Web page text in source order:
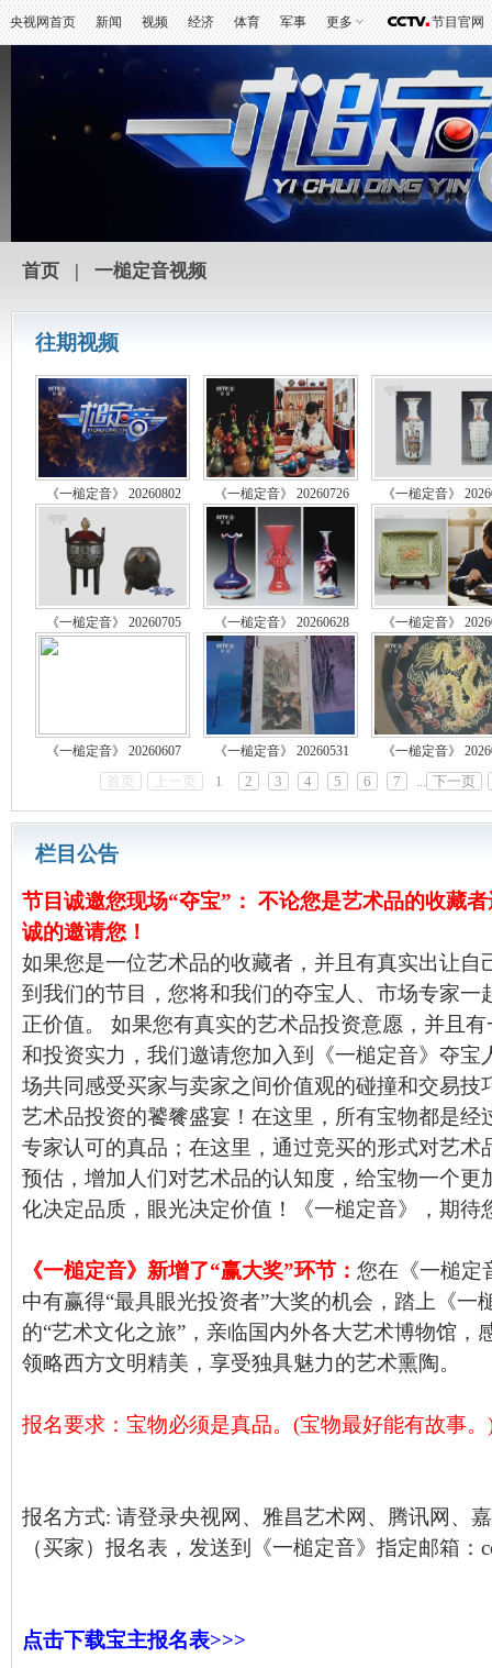
央视网首页 新闻 视频 经济 体育 军事 更多 节目官网
首页 | 一槌定音视频
往期视频
《一槌定音》 20260802 《一槌定音》 20260726 《一槌定音》
《一槌定音》 20260705 《一槌定音》 20260628 《一槌定音》
《一槌定音》 20260607 《一槌定音》 20260531 《一槌定音》
首页 上一页 1 2 3 4 5 6 7 ... 下一页
栏目公告
节目诚邀您现场“夺宝”： 不论您是艺术品的收藏
诚的邀请您！
如果您是一位艺术品的收藏者，并且有真实出让自
到我们的节目，您将和我们的夺宝人、市场专家一
正价值。 如果您有真实的艺术品投资意愿，并且
和投资实力，我们邀请您加入到《一槌定音》夺宝
场共同感受买家与卖家之间价值观的碰撞和交易技
艺术品投资的饕餮盛宴！在这里，所有宝物都是经
专家认可的真品；在这里，通过竞买的形式对艺术
预估，增加人们对艺术品的认知度，给宝物一个更
化决定品质，眼光决定价值！《一槌定音》，期待
《一槌定音》新增了“赢大奖”环节： 您在《一槌定
中有赢得“最具眼光投资者”大奖的机会，踏上《一
的“艺术文化之旅” ，亲临国内外各大艺术博物馆，
领略西方文明精美，享受独具魅力的艺术熏陶。
报名要求：宝物必须是真品。(宝物最好能有故事。
报名方式: 请登录央视网、雅昌艺术网、腾讯网、
（买家）报名表，发送到《一槌定音》指定邮箱：
点击下载宝主报名表>>>